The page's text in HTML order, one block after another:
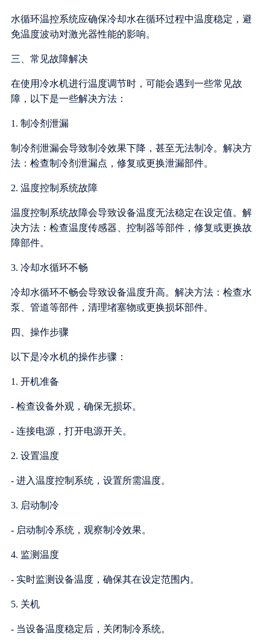
水循环温控系统应确保冷却水在循环过程中温度稳定，避
免温度波动对激光器性能的影响。
三、常见故障解决
在使用冷水机进行温度调节时，可能会遇到一些常见故
障，以下是一些解决方法：
1. 制冷剂泄漏
制冷剂泄漏会导致制冷效果下降，甚至无法制冷。解决方
法：检查制冷剂泄漏点，修复或更换泄漏部件。
2. 温度控制系统故障
温度控制系统故障会导致设备温度无法稳定在设定值。解
决方法：检查温度传感器、控制器等部件，修复或更换故
障部件。
3. 冷却水循环不畅
冷却水循环不畅会导致设备温度升高。解决方法：检查水
泵、管道等部件，清理堵塞物或更换损坏部件。
四、操作步骤
以下是冷水机的操作步骤：
1. 开机准备
- 检查设备外观，确保无损坏。
- 连接电源，打开电源开关。
2. 设置温度
- 进入温度控制系统，设置所需温度。
3. 启动制冷
- 启动制冷系统，观察制冷效果。
4. 监测温度
- 实时监测设备温度，确保其在设定范围内。
5. 关机
- 当设备温度稳定后，关闭制冷系统。